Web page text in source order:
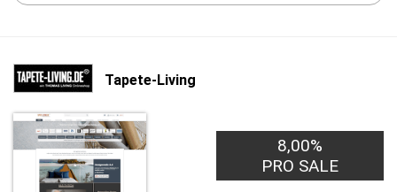
Tapete-Living
8,00%
PRO SALE